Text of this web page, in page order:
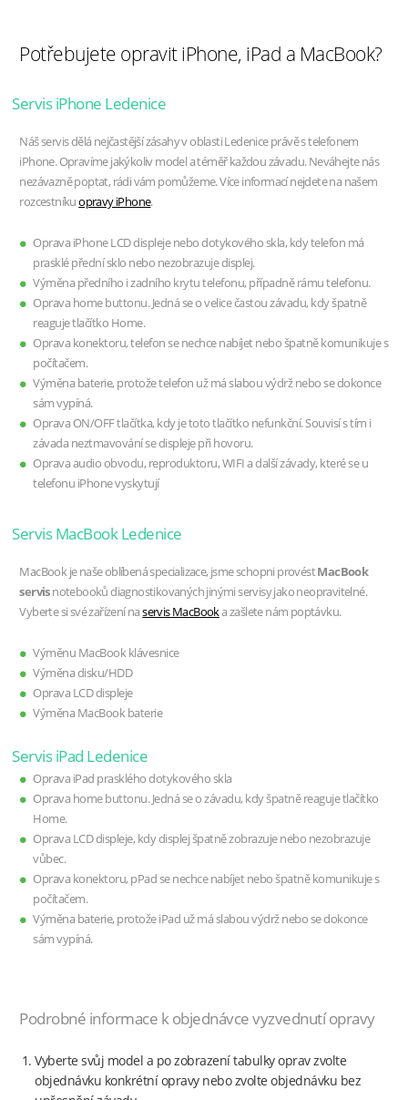
Potřebujete opravit iPhone, iPad a MacBook?
Servis iPhone Ledenice
Náš servis dělá nejčastější zásahy v oblasti Ledenice právě s telefonem
iPhone. Opravíme jakýkoliv model a téměř každou závadu. Neváhejte nás
nezávazně poptat, rádi vám pomůžeme. Více informací nejdete na našem
rozcestníkuopravy iPhone.
Oprava iPhone LCD displeje nebo dotykového skla, kdy telefon má
prasklé přední sklo nebo nezobrazuje displej.
Výměna předního i zadního krytu telefonu, případně rámu telefonu.
Oprava home buttonu. Jedná se o velice častou závadu, kdy špatně
reaguje tlačítko Home.
Oprava konektoru, telefon se nechce nabíjet nebo špatně komunikuje s
počítačem.
Výměna baterie, protože telefon už má slabou výdrž nebo se dokonce
sám vypíná.
Oprava ON/OFF tlačítka, kdy je toto tlačítko nefunkční. Souvisí s tím i
závada neztmavování se displeje při hovoru.
Oprava audio obvodu, reproduktoru, WIFI a další závady, které se u
telefonu iPhone vyskytují
Servis MacBook Ledenice
MacBook je naše oblíbená specializace, jsme schopni provéstMacBook
servisnotebooků diagnostikovaných jinými servisy jako neopravitelné.
Vyberte si své zařízení naservis MacBooka zašlete nám poptávku.
Výměnu MacBook klávesnice
Výměna disku/HDD
Oprava LCD displeje
Výměna MacBook baterie
Servis iPad Ledenice
Oprava iPad prasklého dotykového skla
Oprava home buttonu. Jedná se o závadu, kdy špatně reaguje tlačítko
Home.
Oprava LCD displeje, kdy displej špatně zobrazuje nebo nezobrazuje
vůbec.
Oprava konektoru, pPad se nechce nabíjet nebo špatně komunikuje s
počítačem.
Výměna baterie, protože iPad už má slabou výdrž nebo se dokonce
sám vypíná.
Podrobné informace k objednávce vyzvednutí opravy
Vyberte svůj model a po zobrazení tabulky oprav zvolte
objednávku konkrétní opravy nebo zvolte objednávku bez